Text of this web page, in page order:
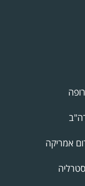
אמריקה